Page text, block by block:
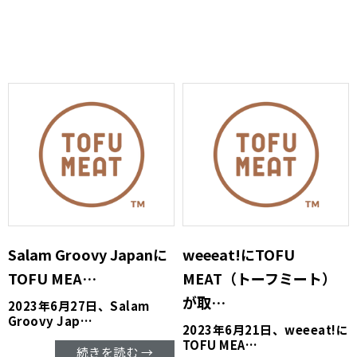
Salam Groovy Japanに
TOFU MEA…
2023年6月27日、Salam
Groovy Jap…
続きを読む →
weeeat!にTOFU
MEAT（トーフミート）
が取…
2023年6月21日、weeeat!に
TOFU MEA…